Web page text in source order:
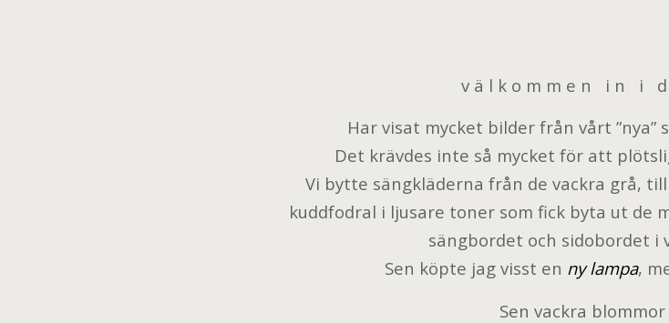
v ä l k o m m e n i n i
Har visat mycket bilder från vårt ”nya”
Det krävdes inte så mycket för att
Vi bytte sängkläderna från de vackra grå,
kuddfodral i ljusare toner som fick byta ut de
sängbordet och sidobordet i
Sen köpte jag visst en ny lampa,
Sen vackra